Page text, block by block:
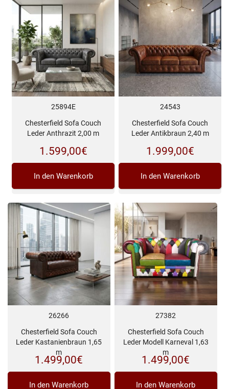
25894E
Chesterfield Sofa Couch
Leder Anthrazit 2,00 m
1.599,00€
In den Warenkorb
24543
Chesterfield Sofa Couch
Leder Antikbraun 2,40 m
1.999,00€
In den Warenkorb
26266
Chesterfield Sofa Couch
Leder Kastanienbraun 1,65
m
1.499,00€
In den Warenkorb
27382
Chesterfield Sofa Couch
Leder Modell Karneval 1,63
m
1.499,00€
In den Warenkorb